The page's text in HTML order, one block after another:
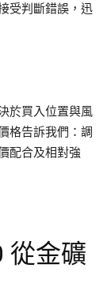
受判斷錯誤，迅
於買入位置與風
格告訴我們：調
配合及相對強
從金礦